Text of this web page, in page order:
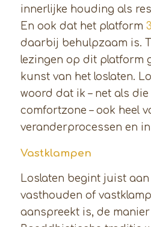
innerlijke houding als
En ook dat het platform
daarbij behulpzaam is.
lezingen op dit platform
kunst van het loslaten.
woord dat ik – net als
comfortzone – ook heel
veranderprocessen en
Vastklampen
Loslaten begint juist
vasthouden of
aanspreekt is, de